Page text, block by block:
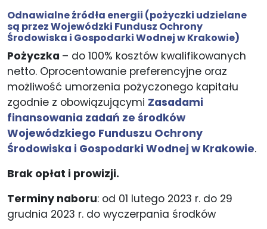
Odnawialne​ źródła​ ​energii (pożyczki udzielane
są przez Wojewódzki Fundusz Ochrony
Środowiska i Gospodarki Wodnej w Krakowie)
Pożyczka – do 100% kosztów kwalifikowanych
netto. Oprocentowanie preferencyjne oraz
możliwość umorzenia pożyczonego kapitału
zgodnie z obowiązującymi Zasadami
finansowania zadań ze środków
Wojewódzkiego Funduszu Ochrony
Środowiska i Gospodarki Wodnej w Krakowie.
Brak opłat i prowizji.
Terminy naboru: od 01 lutego 2023 r. do 29
grudnia 2023 r. do wyczerpania środków